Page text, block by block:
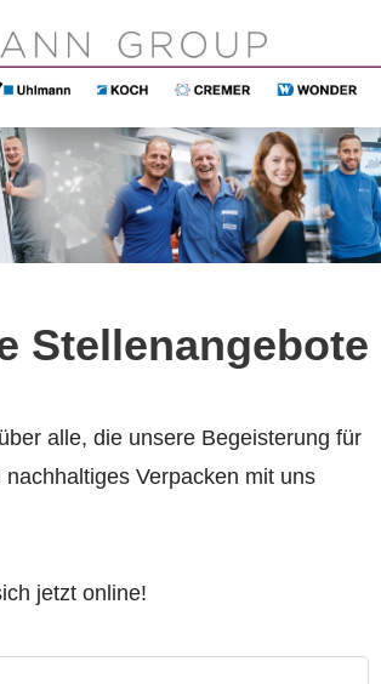
Stellenangebote
alle, die unsere Begeisterung für
nachhaltiges Verpacken mit uns
jetzt online!